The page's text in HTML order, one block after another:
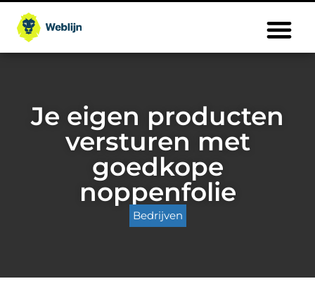
Je eigen producten
versturen met
goedkope
noppenfolie
Bedrijven